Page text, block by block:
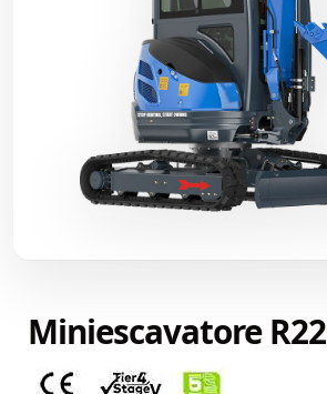
Miniescavatore R22